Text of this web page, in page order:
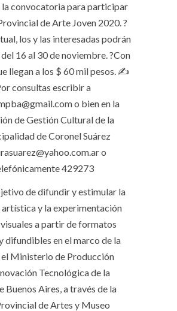
la convocatoria para participar
de Arte Joven 2020. ?
los y las interesadas podrán
16 al 30 de noviembre. ?Con
llegan a los $ 60 mil pesos. ✍
consultas escribir a
o bien en la
de Gestión Cultural de la
de Coronel Suárez
o
429273
de difundir y estimular la
y la experimentación
a partir de formatos
difundibles en el marco de la
Ministerio de Producción
Tecnológica de la
Buenos Aires, a través de la
de Artes y Museo